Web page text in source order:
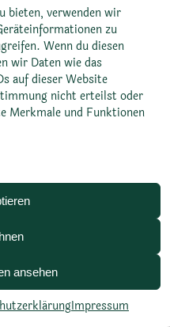
bieten, verwenden wir
zu
Wenn du diesen
wir Daten wie das
auf dieser Website
nicht erteilst oder
Merkmale und Funktionen
ansehen
Impressum
oder